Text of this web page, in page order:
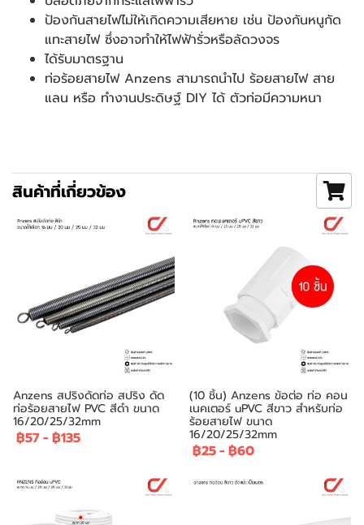
ป้องกันสายไฟไม่ให้เกิดความเสียหาย เช่น ป้องกันหนูกัด
แทะสายไฟ ซึ่งอาจทำให้ไฟฟ้ารั่วหรือลัดวงจร
ได้รับมาตรฐาน
ท่อร้อยสายไฟ Anzens สามารถนำไป ร้อยสายไฟ สาย
แลน หรือ ทำงานประดิษฐ์ DIY ได้ ตัวท่อมีความหนา
สินค้าที่เกี่ยวข้อง
Anzens สปริงดัดท่อ สปริง ดัด
ท่อร้อยสายไฟ PVC สีดำ ขนาด
16/20/25/32mm
฿57- ฿135
(10 ชิ้น) Anzens ข้อต่อ ท่อ คอน
เนคเตอร์ uPVC สีขาว สำหรับท่อ
ร้อยสายไฟ ขนาด
16/20/25/32mm
฿25- ฿60